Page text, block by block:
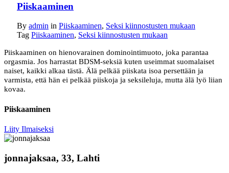
Piiskaaminen
By admin in Piiskaaminen, Seksi kiinnostusten mukaan
Tag Piiskaaminen, Seksi kiinnostusten mukaan
Piiskaaminen on hienovarainen dominointimuoto, joka parantaa
orgasmia. Jos harrastat BDSM-seksiä kuten useimmat suomalaiset
naiset, kaikki alkaa tästä. Älä pelkää piiskata isoa persettään ja
varmista, että hän ei pelkää piiskoja ja seksileluja, mutta älä lyö liian
kovaa.
Piiskaaminen
Liity Ilmaiseksi
jonnajaksaa, 33, Lahti